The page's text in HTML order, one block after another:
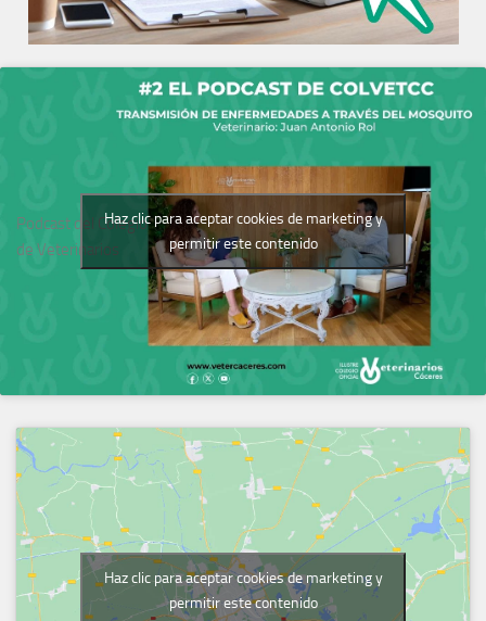
Podcast del Colegio
de Veterinarios
Haz clic para aceptar cookies de marketing y
permitir este contenido
Haz clic para aceptar cookies de marketing y
permitir este contenido